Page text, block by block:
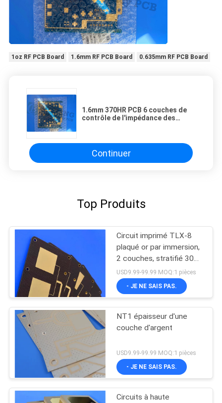
1oz RF PCB Board 1.6mm RF PCB Board 0.635mm RF PCB Board
1.6mm 370HR PCB 6 couches de
contrôle de l'impédance des
Continuer
Top Produits
Circuit imprimé TLX-8
plaqué or par immersion,
2 couches, stratifié 30mil
pour circuits RF
USD9.99-99.99 MOQ:1 pièces
- JE NE SAIS PAS.
NT1 épaisseur d'une
couche d'argent
USD9.99-99.99 MOQ:1 pièces
- JE NE SAIS PAS.
Circuits à haute